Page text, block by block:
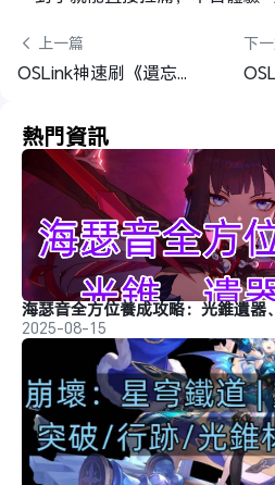
上一篇
OSLink神速刷《遺忘之劍》首抽！輕鬆組建傳說冒險團
下
熱門資訊
海瑟音全方位養成攻略：光錐遺器
2025-08-15